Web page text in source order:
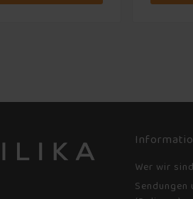
Wer wir
Sendungen